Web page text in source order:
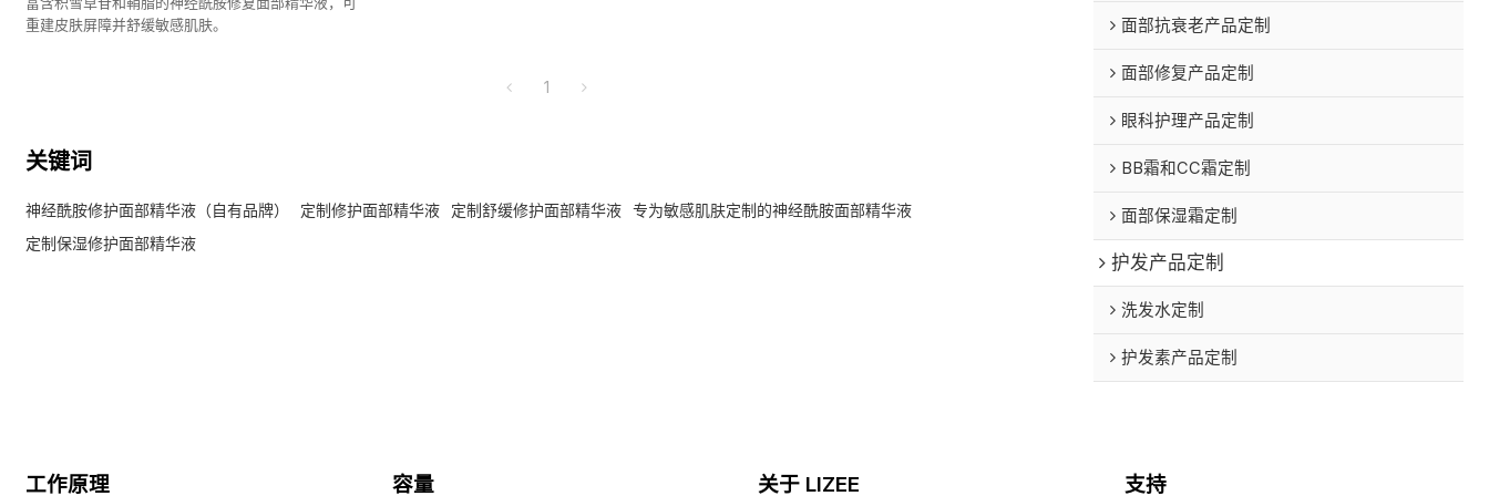
重建皮肤屏障并舒缓敏感肌肤。
1
关键词
神经酰胺修护面部精华液（自有品牌） 定制修护面部精华液 定制舒缓修护面部精华液
专为敏感肌肤定制的神经酰胺面部精华液
定制保湿修护面部精华液
面部抗衰老产品定制
面部修复产品定制
眼科护理产品定制
BB霜和CC霜定制
面部保湿霜定制
护发产品定制
洗发水定制
护发素产品定制
工作原理 容量 关于 LIZEE 支持